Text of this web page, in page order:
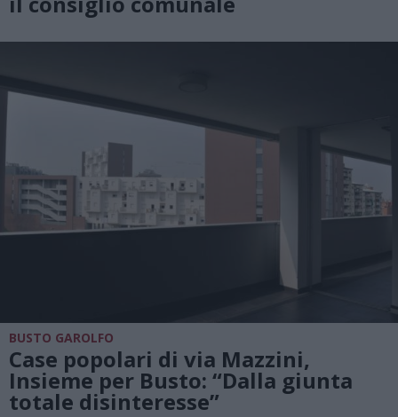
BUSTO GAROLFO
Case popolari di via Mazzini,
Insieme per Busto: “Dalla giunta
totale disinteresse”